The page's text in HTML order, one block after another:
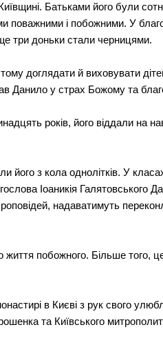
Батьками його були
поважними і побожними. У
три доньки стали черницями.
доглядати й виховувати
Данило у страх Божому та
років, його віддали на
його з кола однолітків. У
Іоаникія Галятовського
надаватимуть
побожного. Більше того,
в Києві з рук свого
та Київського